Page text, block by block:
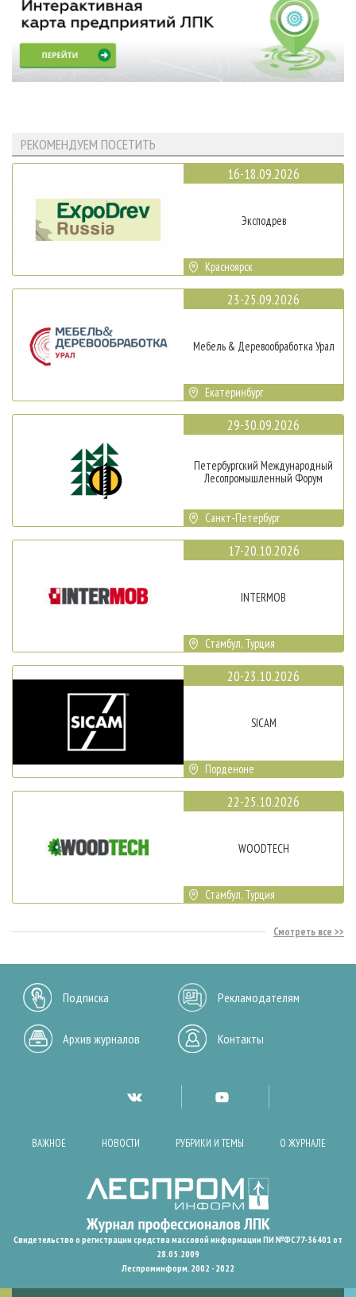
РЕКОМЕНДУЕМ ПОСЕТИТЬ
16-18.09.2026
Эксподрев
Красноярск
23-25.09.2026
Мебель & Деревообработка Урал
Екатеринбург
29-30.09.2026
Петербургский Международный
Лесопромышленный Форум
Санкт-Петербург
17-20.10.2026
INTERMOB
Стамбул, Турция
20-23.10.2026
SICAM
Порденоне
22-25.10.2026
WOODTECH
Стамбул, Турция
Смотреть все
Подписка Рекламодателям
Архив журналов Контакты
ВАЖНОЕ НОВОСТИ РУБРИКИ И ТЕМЫ О ЖУРНАЛЕ
Свидетельство о регистрации средства массовой информации ПИ №ФС77-36401 от
28.05.2009
Леспроминформ. 2002 - 2022